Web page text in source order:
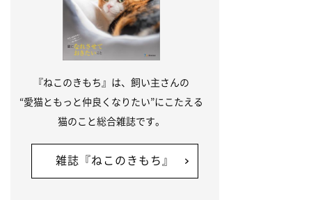
『ねこのきもち』は、飼い主さんの
“愛猫ともっと仲良くなりたい”にこたえる
猫のこと総合雑誌です。
雑誌『ねこのきもち』